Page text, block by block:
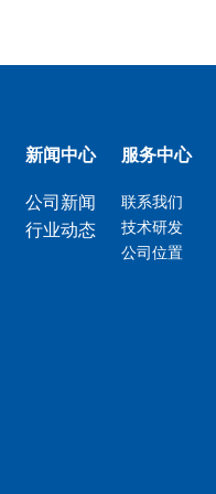
新闻中心
公司新闻
行业动态
服务中心
联系我们
技术研发
公司位置